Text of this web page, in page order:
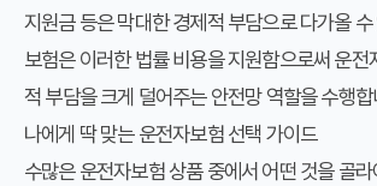
지원금 등은 막대한 경제적 부담으로 다가올
보험은 이러한 법률 비용을 지원함으로써 운전
적 부담을 크게 덜어주는 안전망 역할을 수행합
나에게 딱 맞는 운전자보험 선택 가이드
수많은 운전자보험 상품 중에서 어떤 것을 골